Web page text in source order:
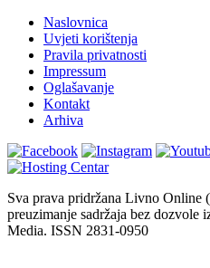
Naslovnica
Uvjeti korištenja
Pravila privatnosti
Impressum
Oglašavanje
Kontakt
Arhiva
Sva prava pridržana Livno Online
preuzimanje sadržaja bez dozvole
Media. ISSN 2831-0950